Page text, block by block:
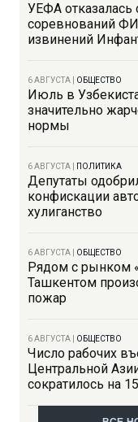
УЕФА отказалась
соревнований
извинений
6 АВГУСТА ОБЩЕСТВО
Июль в
значительно
нормы
6 АВГУСТА ПОЛИТИКА
Депутаты
конфискации
хулиганство
6 АВГУСТА ОБЩЕСТВО
Рядом с рынком
Ташкентом
пожар
6 АВГУСТА ОБЩЕСТВО
Число рабочих
Центральной
сократилось на